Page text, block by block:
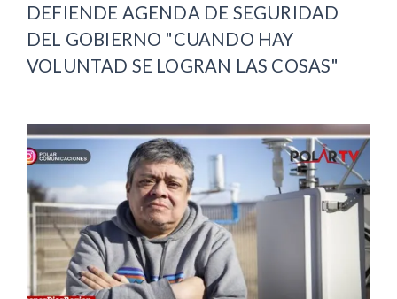
DEFIENDE AGENDA DE SEGURIDAD
DEL GOBIERNO "CUANDO HAY
VOLUNTAD SE LOGRAN LAS COSAS"